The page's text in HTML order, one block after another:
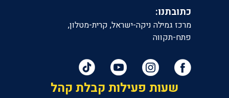
כתובתנו:
מרכז גמילה ניקה-ישראל, קרית-מטלון,
פתח-תקווה
שעות פעילות קבלת קהל